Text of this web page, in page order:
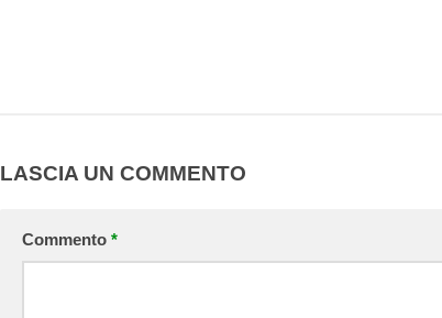
LASCIA UN COMMENTO
Commento *